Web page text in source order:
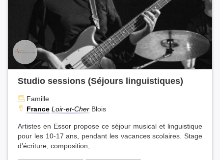
Studio sessions (Séjours linguistiques)
Famille
France Loir-et-Cher Blois
Artistes en Essor propose ce séjour musical et linguistique
pour les 10-17 ans, pendant les vacances scolaires. Stage
d’écriture, composition,...